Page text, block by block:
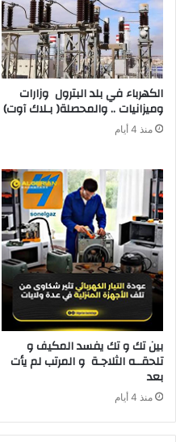
‬وميزانيات‭ .. ‬والمحصلة‭ )‬بـلاك‭ ‬آوت)
منذ 4 أيام
‬بعد‭ ‬
منذ 4 أيام